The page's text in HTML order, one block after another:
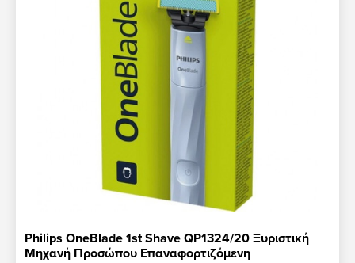
Philips OneBlade 1st Shave QP1324/20 Ξυριστική
Μηχανή Προσώπου Επαναφορτιζόμενη